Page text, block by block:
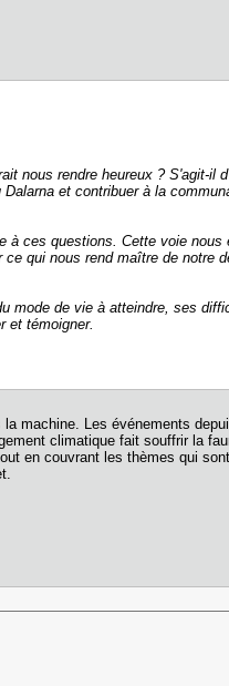
nous rendre heureux ? S'agit-il
et contribuer à la
à ces questions. Cette voie
qui nous rend maître de notre
mode de vie à atteindre, ses
et témoigner.
machine. Les événements
climatique fait souffrir la
en couvrant les thèmes qui